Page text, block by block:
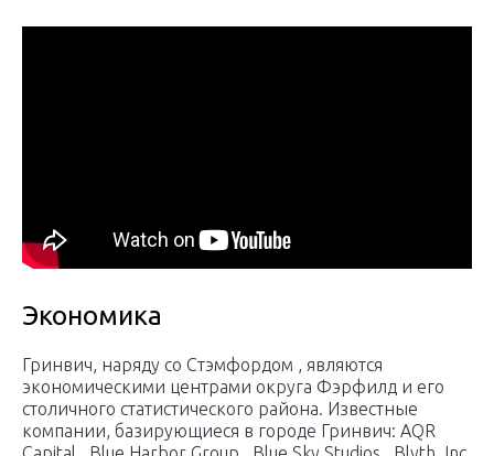
Экономика
Гринвич, наряду со Стэмфордом , являются
экономическими центрами округа Фэрфилд и его
столичного статистического района. Известные
компании, базирующиеся в городе Гринвич: AQR